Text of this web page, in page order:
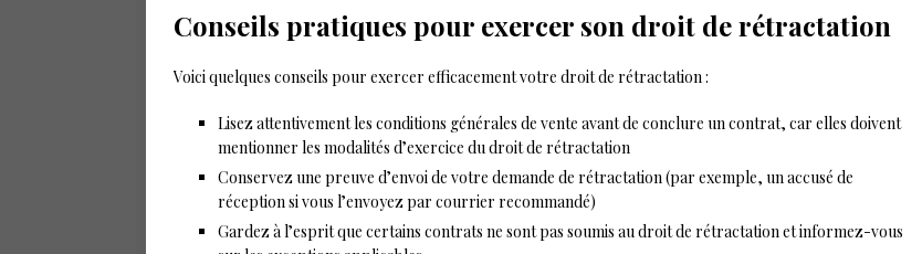
Conseils pratiques pour exercer son droit de rétractation
Voici quelques conseils pour exercer efficacement votre droit de rétractation :
Lisez attentivement les conditions générales de vente avant de conclure un contrat, car elles doivent
mentionner les modalités d’exercice du droit de rétractation
Conservez une preuve d’envoi de votre demande de rétractation (par exemple, un accusé de
réception si vous l’envoyez par courrier recommandé)
Gardez à l’esprit que certains contrats ne sont pas soumis au droit de rétractation et informez-vous